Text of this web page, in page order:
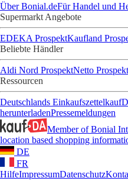
Über Bonial.deFür Handel und
Supermarkt Angebote
EDEKA ProspektKaufland
Beliebte Händler
Aldi Nord ProspektNetto Prospekt
Ressourcen
Deutschlands Einkaufszettel
herunterladenPressemeldungen
Member of Bonial
location based shopping
DE
FR
HilfeImpressumDatenschutz